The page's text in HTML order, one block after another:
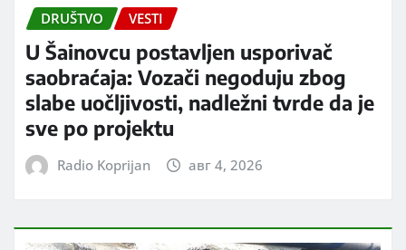
DRUŠTVO VESTI
U Šainovcu postavljen usporivač
saobraćaja: Vozači negoduju zbog
slabe uočljivosti, nadležni tvrde da je
sve po projektu
Radio Koprijan авг 4, 2026